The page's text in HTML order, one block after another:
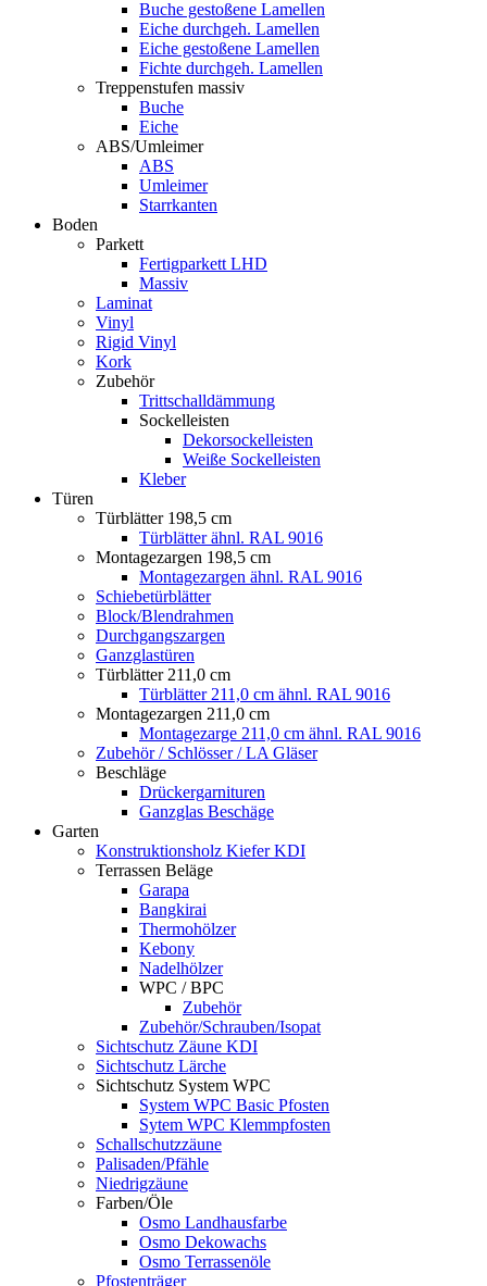
Buche gestoßene Lamellen
Eiche durchgeh. Lamellen
Eiche gestoßene Lamellen
Fichte durchgeh. Lamellen
Treppenstufen massiv
Buche
Eiche
ABS/Umleimer
ABS
Umleimer
Starrkanten
Boden
Parkett
Fertigparkett LHD
Massiv
Laminat
Vinyl
Rigid Vinyl
Kork
Zubehör
Trittschalldämmung
Sockelleisten
Dekorsockelleisten
Weiße Sockelleisten
Kleber
Türen
Türblätter 198,5 cm
Türblätter ähnl. RAL 9016
Montagezargen 198,5 cm
Montagezargen ähnl. RAL 9016
Schiebetürblätter
Block/Blendrahmen
Durchgangszargen
Ganzglastüren
Türblätter 211,0 cm
Türblätter 211,0 cm ähnl. RAL 9016
Montagezargen 211,0 cm
Montagezarge 211,0 cm ähnl. RAL 9016
Zubehör / Schlösser / LA Gläser
Beschläge
Drückergarnituren
Ganzglas Beschäge
Garten
Konstruktionsholz Kiefer KDI
Terrassen Beläge
Garapa
Bangkirai
Thermohölzer
Kebony
Nadelhölzer
WPC / BPC
Zubehör
Zubehör/Schrauben/Isopat
Sichtschutz Zäune KDI
Sichtschutz Lärche
Sichtschutz System WPC
System WPC Basic Pfosten
Sytem WPC Klemmpfosten
Schallschutzzäune
Palisaden/Pfähle
Niedrigzäune
Farben/Öle
Osmo Landhausfarbe
Osmo Dekowachs
Osmo Terrassenöle
Pfostenträger